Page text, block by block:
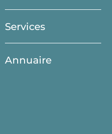
Top
Services
Annuaire